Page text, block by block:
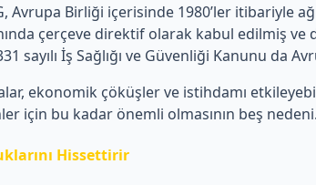
Avrupa Birliği içerisinde 1980’ler itibariyle
çerçeve direktif olarak kabul edilmiş
sayılı İş Sağlığı ve Güvenliği Kanunu da
ekonomik çöküşler ve istihdamı
için bu kadar önemli olmasının beş nedeni.
Hissettirir